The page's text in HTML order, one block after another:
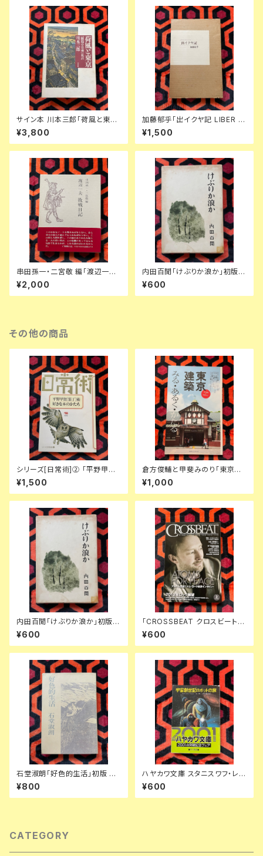
サイン本 川本三郎「荷風と東京
『断腸亭日乗』私註」初版 都市出
版 東京人
¥3,800
加藤郁乎「出イクヤ記 LIBER E
XICVIAE」初版 函入り 挿絵:齋
藤和雄 天眼社 俳句集
¥1,500
串田孫一・二宮敬 編「渡辺一
夫 敗戦日記」 初版 函入り 帯
付き 装幀:串田孫一 博文館新社
¥2,000
内田百閒「けぶりか浪か」初版
函入り 装幀:内田克已 新潮社
¥600
その他の商品
シリーズ[日常術]② 「平野甲賀
[装丁]術・好きな本のかたち」晶
文社
¥1,500
倉方俊輔と甲斐みのり「東京建
築 みる・あるく・かたる」初版 京
阪神エルマガジン社 レトロモダ
ン
¥1,000
内田百閒「けぶりか浪か」初版
函入り 装幀:内田克已 新潮社
¥600
「CROSSBEAT クロスビート 2
013 3月号 特集:トム・ヨーク」
アトモスフォーピース レディオヘ
ッド ジム・オルーク プロコル・ハ
¥600
石堂淑朗「好色的生活」初版 装
幀:司修 講談社
¥800
ハヤカワ文庫 スタニスワフ・レム
「宇宙創世記ロボットの旅」吉上
昭三・村手義治 訳 帯付き 早川
書房 SF
¥600
CATEGORY